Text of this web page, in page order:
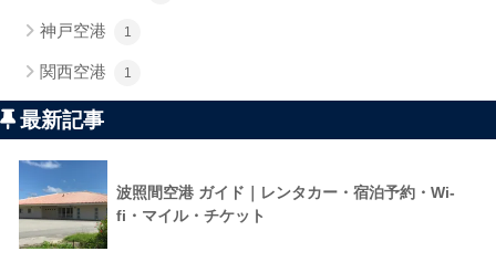
神戸空港 1
関西空港 1
最新記事
波照間空港 ガイド｜レンタカー・宿泊予約・Wi-
fi・マイル・チケット